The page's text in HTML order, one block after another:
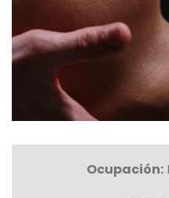
Ocupación: